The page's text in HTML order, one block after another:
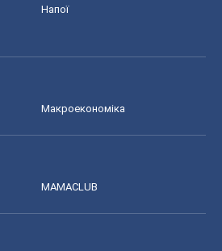
Напої
Макроекономіка
MAMACLUB